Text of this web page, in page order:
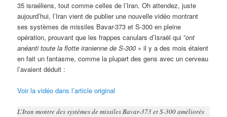
35 israéliens, tout comme celles de l’Iran. Oh attendez, juste
aujourd’hui, l’Iran vient de publier une nouvelle vidéo montrant
ses systèmes de missiles Bavar-373 et S-300 en pleine
opération, prouvant que les frappes canulars d’Israël qui ”ont
anéanti toute la flotte iranienne de S-300 » il y a des mois étaient
en fait un fantasme, comme la plupart des gens avec un cerveau
l’avaient déduit :
Voir la vidéo dans l’article original
L’Iran montre des systèmes de missiles Bavar-373 et S-300 améliorés